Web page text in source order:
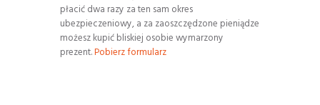
płacić dwa razy za ten sam okres
ubezpieczeniowy, a za zaoszczędzone pieniądze
możesz kupić bliskiej osobie wymarzony
prezent.Pobierz formularz